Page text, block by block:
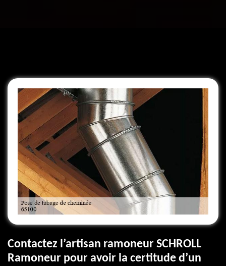
Contactez l’artisan ramoneur SCHROLL
Ramoneur pour avoir la certitude d’un